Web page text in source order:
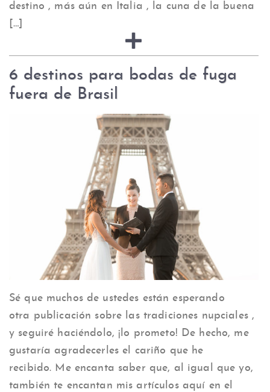
destino , más aún en Italia , la cuna de la buena
[…]
6 destinos para bodas de fuga
fuera de Brasil
Sé que muchos de ustedes están esperando
otra publicación sobre las tradiciones nupciales ,
y seguiré haciéndolo, ¡lo prometo! De hecho, me
gustaría agradecerles el cariño que he
recibido. Me encanta saber que, al igual que yo,
también te encantan mis artículos aquí en el